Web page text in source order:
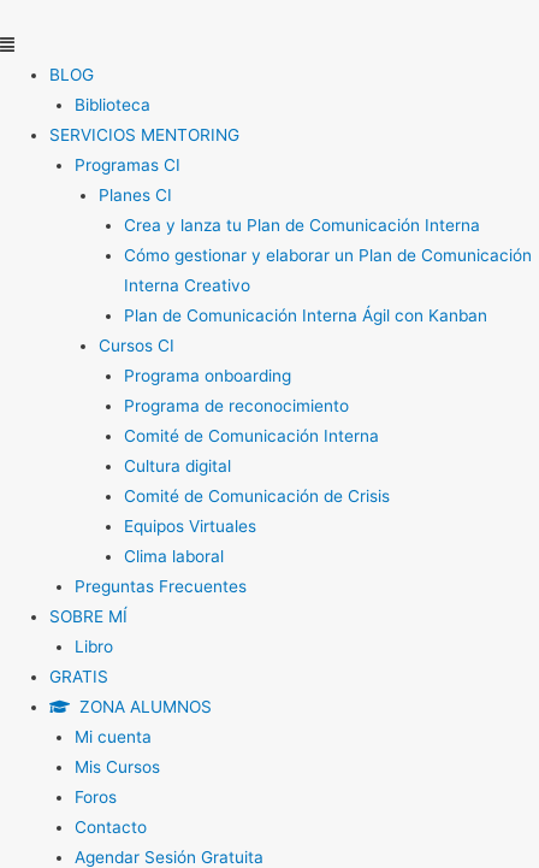
al
contenido
BLOG
Biblioteca
SERVICIOS MENTORING
Programas CI
Planes CI
Crea y lanza tu Plan de Comunicación Interna
Cómo gestionar y elaborar un Plan de Comunicación
Interna Creativo
Plan de Comunicación Interna Ágil con Kanban
Cursos CI
Programa onboarding
Programa de reconocimiento
Comité de Comunicación Interna
Cultura digital
Comité de Comunicación de Crisis
Equipos Virtuales
Clima laboral
Preguntas Frecuentes
SOBRE MÍ
Libro
GRATIS
ZONA ALUMNOS
Mi cuenta
Mis Cursos
Foros
Contacto
Agendar Sesión Gratuita